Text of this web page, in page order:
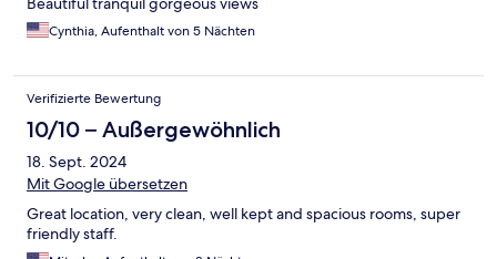
Cynthia, Aufenthalt von 5 Nächten
Verifizierte Bewertung
10/10 – Außergewöhnlich
18. Sept. 2024
Mit Google übersetzen
Great location, very clean, well kept and spacious rooms, super
friendly staff.